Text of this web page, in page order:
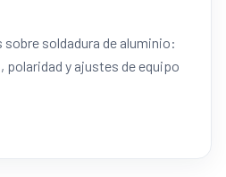
soldadura de aluminio:
polaridad y ajustes de equipo